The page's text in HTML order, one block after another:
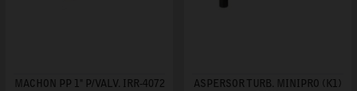
MACHON PP 1" P/VALV. IRR-4072
ASPERSOR TURB. MINIPRO (K1)